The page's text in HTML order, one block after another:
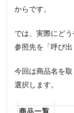
からです。
では、実際にど
参照先を「呼び出
今回は商品名を
選択します。